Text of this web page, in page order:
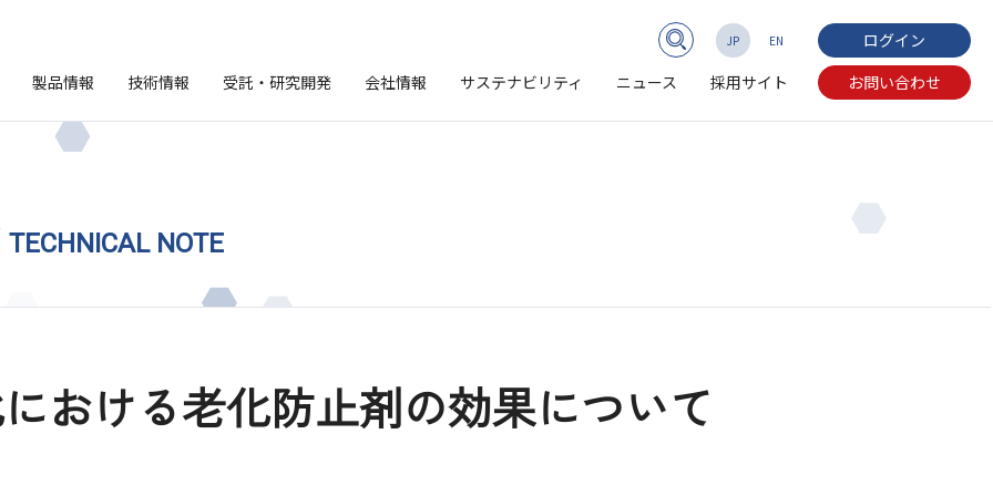
JP EN
ログイン
製品情報
技術情報 受託・研究開発 会社情報 サステナビリティ ニュース 採用サイト お問い合わせ
TECHNICAL NOTE
おける老化防止剤の効果について